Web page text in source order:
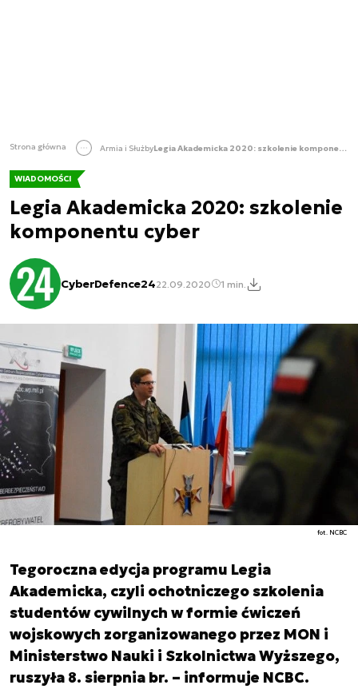
Strona główna Armia i Służby Legia Akademicka 2020: szkolenie komponentu cyber
WIADOMOŚCI
Legia Akademicka 2020: szkolenie
komponentu cyber
CyberDefence2422.09.2020 1 min.
fot. NCBC
Tegoroczna edycja programu Legia
Akademicka, czyli ochotniczego szkolenia
studentów cywilnych w formie ćwiczeń
wojskowych zorganizowanego przez MON i
Ministerstwo Nauki i Szkolnictwa Wyższego,
ruszyła 8. sierpnia br. – informuje NCBC.